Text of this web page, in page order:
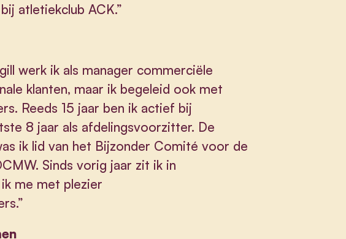
atletiekclub ACK.”
werk ik als manager commerciële
klanten, maar ik begeleid ook met
Reeds 15 jaar ben ik actief bij
8 jaar als afdelingsvoorzitter. De
ik lid van het Bijzonder Comité voor de
Sinds vorig jaar zit ik in
me met plezier